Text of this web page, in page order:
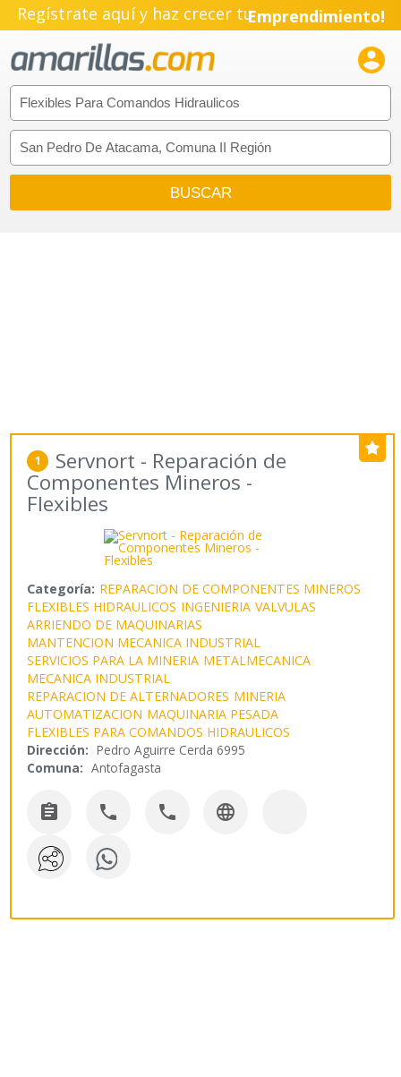
Regístrate aquí y haz crecer tuEmprendimiento!

1 Servnort - Reparación de
Componentes Mineros -
Flexibles
Categoría: REPARACION DE COMPONENTES MINEROS
FLEXIBLES HIDRAULICOS INGENIERIA VALVULAS
ARRIENDO DE MAQUINARIAS
MANTENCION MECANICA INDUSTRIAL
SERVICIOS PARA LA MINERIA METALMECANICA
MECANICA INDUSTRIAL
REPARACION DE ALTERNADORES MINERIA
AUTOMATIZACION MAQUINARIA PESADA
FLEXIBLES PARA COMANDOS HIDRAULICOS
Dirección: Pedro Aguirre Cerda 6995
Comuna: Antofagasta
   